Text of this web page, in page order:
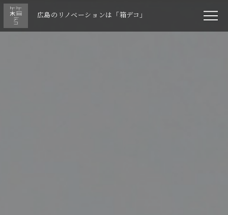
広島のリノベーションは「箱デコ」